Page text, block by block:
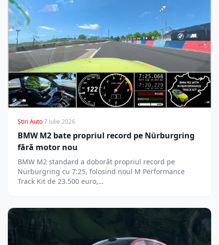
Știri Auto·7 iulie 2026
BMW M2 bate propriul record pe Nürburgring
fără motor nou
BMW M2 standard a doborât propriul record pe
Nürburgring cu 7:25, folosind noul M Performance
Track Kit de 23.500 euro,…